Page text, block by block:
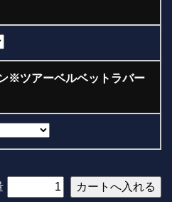
※ツアーベルベットラバー